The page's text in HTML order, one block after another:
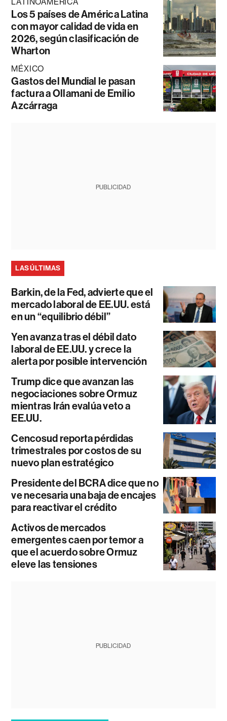
LATINOAMÉRICA
Los 5 países de América Latina
con mayor calidad de vida en
2026, según clasificación de
Wharton
MÉXICO
Gastos del Mundial le pasan
factura a Ollamani de Emilio
Azcárraga
PUBLICIDAD
LAS ÚLTIMAS
Barkin, de la Fed, advierte que el
mercado laboral de EE.UU. está
en un “equilibrio débil”
Yen avanza tras el débil dato
laboral de EE.UU. y crece la
alerta por posible intervención
Trump dice que avanzan las
negociaciones sobre Ormuz
mientras Irán evalúa veto a
EE.UU.
Cencosud reporta pérdidas
trimestrales por costos de su
nuevo plan estratégico
Presidente del BCRA dice que no
ve necesaria una baja de encajes
para reactivar el crédito
Activos de mercados
emergentes caen por temor a
que el acuerdo sobre Ormuz
eleve las tensiones
PUBLICIDAD